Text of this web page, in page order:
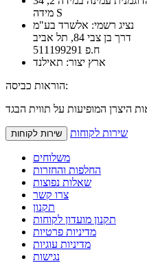
מידה S
נציג רשמי: אלשרד בע"מ
דרך בן צבי 84, תל אביב
ח.פ 511199291
ארץ יצור: תאילנד
הוראות כביסה:
היצרן המופיעות על תווית הבגד
שירות לקוחות שירות לקוחות
משלוחים
החלפות והחזרות
שאלות נפוצות
צרו קשר
תקנון
תקנון מועדון לקוחות
מדיניות פרטיות
מדיניות עוגיות
נגישות